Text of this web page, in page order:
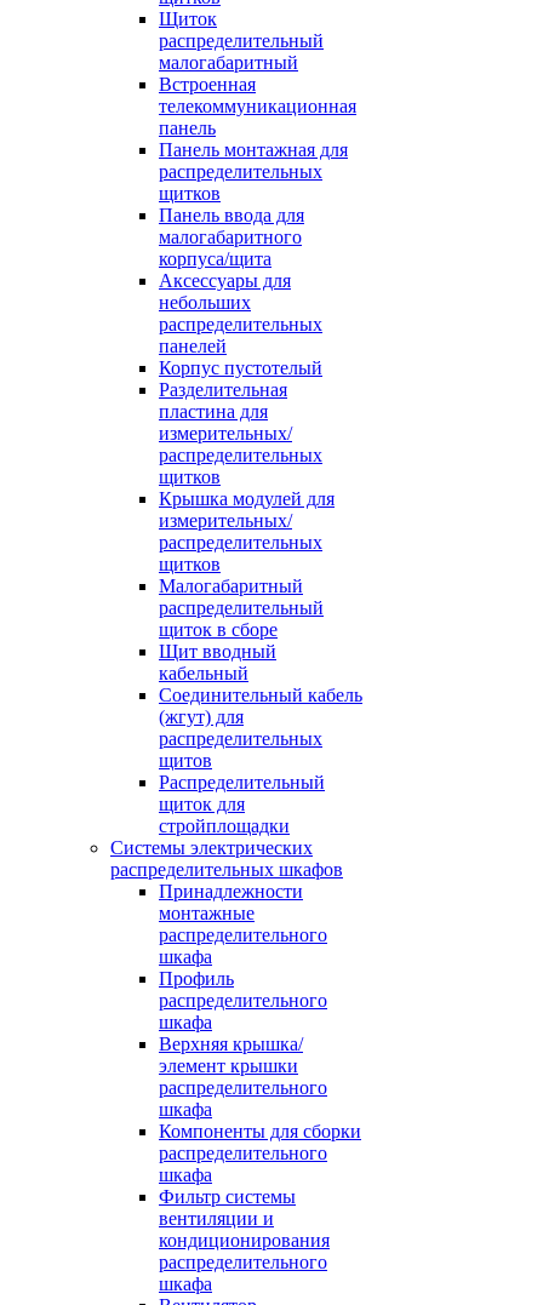
Щиток
распределительный
малогабаритный
Встроенная
телекоммуникационная
панель
Панель монтажная для
распределительных
щитков
Панель ввода для
малогабаритного
корпуса/щита
Аксессуары для
небольших
распределительных
панелей
Корпус пустотелый
Разделительная
пластина для
измерительных/
распределительных
щитков
Крышка модулей для
измерительных/
распределительных
щитков
Малогабаритный
распределительный
щиток в сборе
Щит вводный
кабельный
Соединительный кабель
(жгут) для
распределительных
щитов
Распределительный
щиток для
стройплощадки
Системы электрических
распределительных шкафов
Принадлежности
монтажные
распределительного
шкафа
Профиль
распределительного
шкафа
Верхняя крышка/
элемент крышки
распределительного
шкафа
Компоненты для сборки
распределительного
шкафа
Фильтр системы
вентиляции и
кондиционирования
распределительного
шкафа